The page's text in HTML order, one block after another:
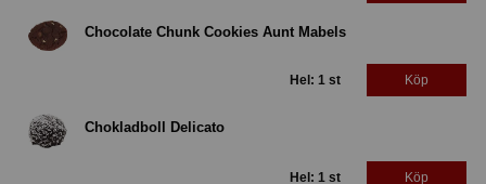
Chocolate Chunk Cookies Aunt Mabels
Hel: 1 st Köp
Chokladboll Delicato
Hel: 1 st Köp